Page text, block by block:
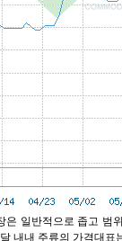
은 일반적으로 좁고 범
내내 주류의 가격대표